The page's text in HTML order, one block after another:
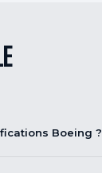
Boeing ?